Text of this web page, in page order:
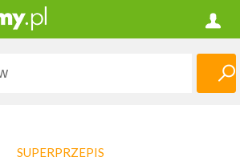
SUPERPRZEPIS